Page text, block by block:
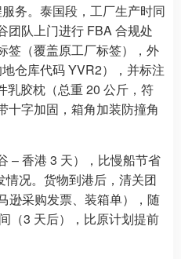
务。泰国段，工厂生产时同
团队上门进行 FBA 合规处
签（覆盖原工厂标签），外
仓库代码 YVR2），并标注
乳胶枕（总重 20 公斤，符
十字加固，箱角加装防撞角
– 香港 3 天），比慢船节省
况。货物到港后，清关团
逊采购发票、装箱单），随
（3 天后），比原计划提前